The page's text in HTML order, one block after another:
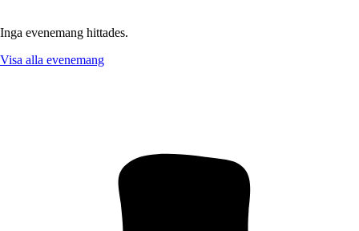
Inga evenemang hittades.
Visa alla evenemang